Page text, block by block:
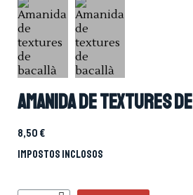
Amanida de textures
8,50 €
Impostos inclosos